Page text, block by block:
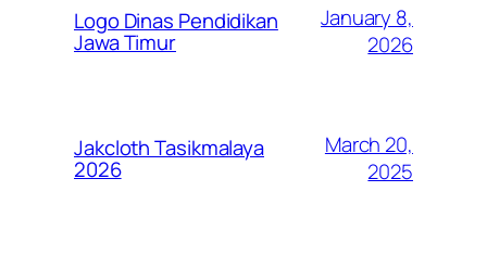
Logo Dinas Pendidikan
Jawa Timur
January 8,
2026
Jakcloth Tasikmalaya
2026
March 20,
2025